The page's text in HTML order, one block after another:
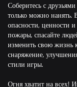
Соберитесь с
только можно нанять.
опасности, ценности
пожары, спасайте
изменить свою жизнь
снаряжение,
стили игры.
Огня хватит на всех!